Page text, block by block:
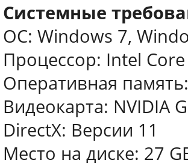
Системные
ОС: Windows 7,
Процессор: Intel
Оперативная
Видеокарта: NVIDIA
DirectX: Версии 11
Место на диске: 27